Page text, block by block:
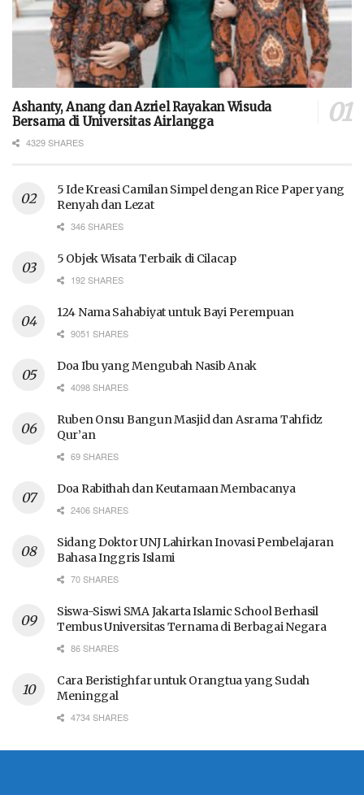
Ashanty, Anang dan Azriel Rayakan Wisuda
Bersama di Universitas Airlangga
4329 SHARES
5 Ide Kreasi Camilan Simpel dengan Rice Paper yang
Renyah dan Lezat
346 SHARES
5 Objek Wisata Terbaik di Cilacap
192 SHARES
124 Nama Sahabiyat untuk Bayi Perempuan
9051 SHARES
Doa Ibu yang Mengubah Nasib Anak
4098 SHARES
Ruben Onsu Bangun Masjid dan Asrama Tahfidz
Qur’an
69 SHARES
Doa Rabithah dan Keutamaan Membacanya
2406 SHARES
Sidang Doktor UNJ Lahirkan Inovasi Pembelajaran
Bahasa Inggris Islami
70 SHARES
Siswa-Siswi SMA Jakarta Islamic School Berhasil
Tembus Universitas Ternama di Berbagai Negara
86 SHARES
Cara Beristighfar untuk Orangtua yang Sudah
Meninggal
4734 SHARES